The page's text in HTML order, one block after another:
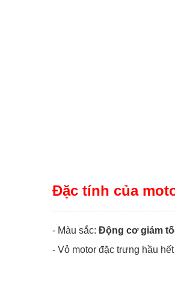
Đặc tính của
- Màu sắc: Động cơ giảm
- Vỏ motor đặc trưng hầu